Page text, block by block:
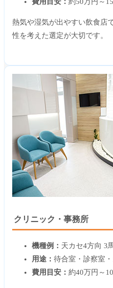
熱気や湿気が出やすい飲食店
性を考えた選定が大切です。
クリニック・事務所
機種例： 天カセ4方向 3
用途： 待合室・診察室
費用目安： 約40万円～